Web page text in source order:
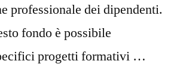
professionale dei dipendenti.
fondo è possibile
progetti formativi …